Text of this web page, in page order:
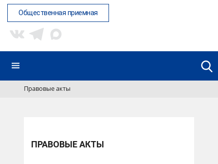
Общественная приемная
Правовые акты
ПРАВОВЫЕ АКТЫ